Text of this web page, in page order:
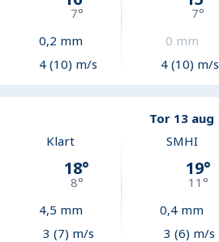
7°
0,2 mm
4 (10) m/s
7°
0 mm
4 (10) m/s
Tor 13 aug
Klart
18°
8°
4,5 mm
3 (7) m/s
SMHI
19°
11 °
0,4 mm
3 (6) m/s